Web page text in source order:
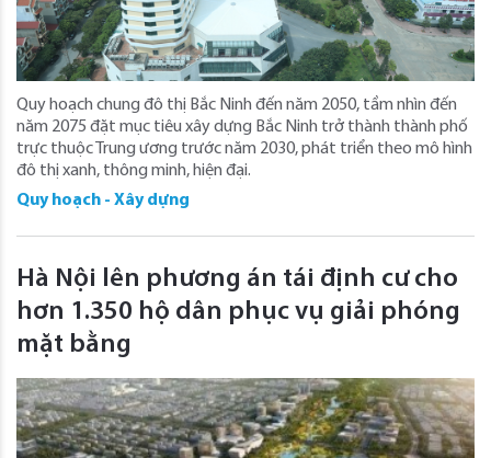
Quy hoạch chung đô thị Bắc Ninh đến năm 2050, tầm nhìn đến
năm 2075 đặt mục tiêu xây dựng Bắc Ninh trở thành thành phố
trực thuộc Trung ương trước năm 2030, phát triển theo mô hình
đô thị xanh, thông minh, hiện đại.
Quy hoạch - Xây dựng
Hà Nội lên phương án tái định cư cho
hơn 1.350 hộ dân phục vụ giải phóng
mặt bằng